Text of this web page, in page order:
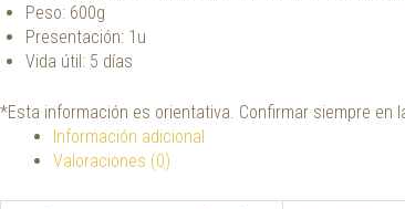
Peso: 600g
Presentación: 1u
Vida útil: 5 días
*Esta información es orientativa. Confirmar siempre en
Información adicional
Valoraciones (0)